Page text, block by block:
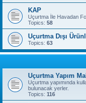
KAP
Uçurtma İle Havadan
Topics: 58
Uçurtma Dışı
Topics: 63
Uçurtma Yapım
Uçurtma yapımında
bulunacak yerler.
Topics: 116